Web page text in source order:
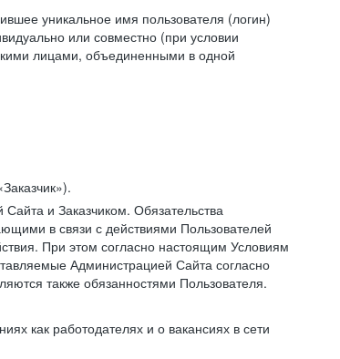
уникальное имя пользователя (логин)
или совместно (при условии
лицами, объединенными в одной
и Заказчиком. Обязательства
в связи с действиями Пользователей
При этом согласно настоящим Условиям
Администрацией Сайта согласно
также обязанностями Пользователя.
как работодателях и о вакансиях в сети